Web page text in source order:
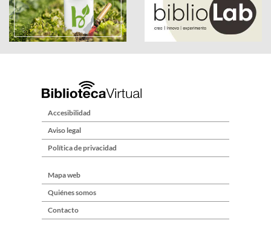
Accesibilidad
Aviso legal
Política de privacidad
Mapa web
Quiénes somos
Contacto